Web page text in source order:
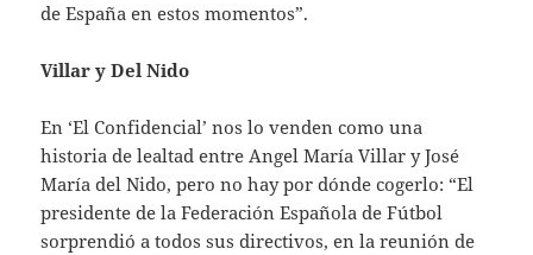
de España en estos momentos”.
Villar y Del Nido
En ‘El Confidencial’ nos lo venden como una
historia de lealtad entre Angel María Villar y José
María del Nido, pero no hay por dónde cogerlo: “El
presidente de la Federación Española de Fútbol
sorprendió a todos sus directivos, en la reunión de